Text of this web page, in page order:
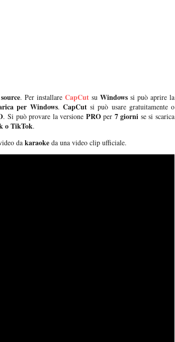
. Per installare CapCut su Windows si può aprire la
per Windows. CapCutsi può usare gratuitamente o
. Si può provare la versione PROper 7 giorni se si scarica
o TikTok.
da karaoke da una video clip ufficiale.